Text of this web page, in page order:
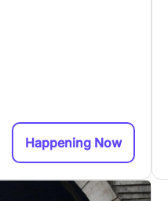
Happening Now